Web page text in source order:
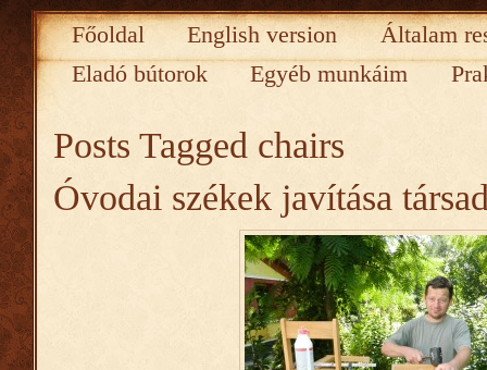
Főoldal English version
Általam
Eladó bútorok
Egyéb munkáim
Posts Tagged chairs
Óvodai székek javítása